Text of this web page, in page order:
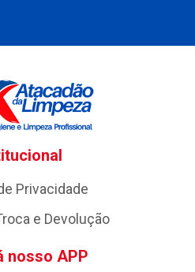
Privacidade
e Devolução
nosso APP